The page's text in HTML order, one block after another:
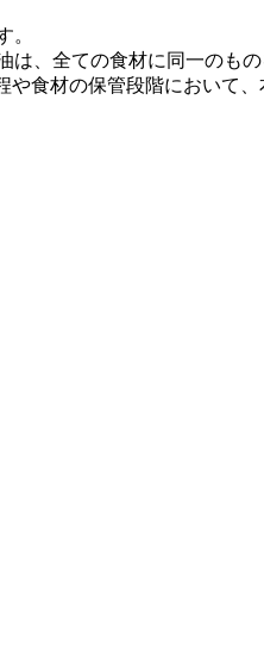
。
、全ての食材に同一のも
食材の保管段階において